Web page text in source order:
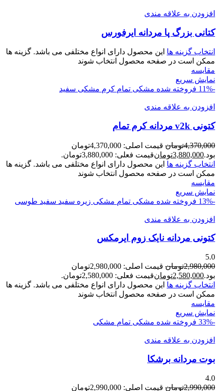
افزودن به علاقه مندی
کتانی بزرگ پا مردانه ایرفورس
انتخاب گزینه ها این محصول دارای انواع مختلفی می باشد. گزینه ها
ممکن است در صفحه محصول انتخاب شوند
مقايسه
نمایش سریع
-11%
فروخته شده مشکی تمام کرم مشکی سفید
افزودن به علاقه مندی
کتونی v2k مردانه کرم تمام
4,370,000تومان
قیمت اصلی: 4,370,000تومان
بود.3,880,000تومانقیمت فعلی: 3,880,000تومان.
انتخاب گزینه ها این محصول دارای انواع مختلفی می باشد. گزینه ها
ممکن است در صفحه محصول انتخاب شوند
مقايسه
نمایش سریع
-13%
فروخته شده مشکی تمام مشکی زیره سفید سفید طوسی
افزودن به علاقه مندی
کتونی مردانه نايک زوم ايرمکس
5.0
2,980,000تومان
قیمت اصلی: 2,980,000تومان
بود.2,580,000تومانقیمت فعلی: 2,580,000تومان.
انتخاب گزینه ها این محصول دارای انواع مختلفی می باشد. گزینه ها
ممکن است در صفحه محصول انتخاب شوند
مقايسه
نمایش سریع
-33%
فروخته شده مشکی تمام مشکی
افزودن به علاقه مندی
بوت مردانه برشکا
4.0
2,990,000تومان قیمت اصلی: 2,990,000تومان